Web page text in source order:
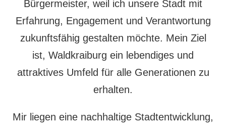
Bürgermeister, weil ich unsere Stadt mit
Erfahrung, Engagement und Verantwortung
zukunftsfähig gestalten möchte. Mein Ziel
ist, Waldkraiburg ein lebendiges und
attraktives Umfeld für alle Generationen zu
erhalten.
Mir liegen eine nachhaltige Stadtentwicklung,